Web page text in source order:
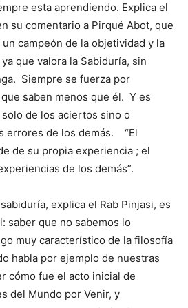
esta aprendiendo. Explica el
su comentario a Pirqué Abot, que
campeón de la objetividad y la
que valora la Sabiduría, sin
Siempre se fuerza por
saben menos que él. Y es
de los aciertos sino o
errores de los demás. “El
de su propia experiencia ; el
de los demás”.
explica el Rab Pinjasi, es
saber que no sabemos lo
muy característico de la filosofía
habla por ejemplo de nuestras
cómo fue el acto inicial de
del Mundo por Venir, y